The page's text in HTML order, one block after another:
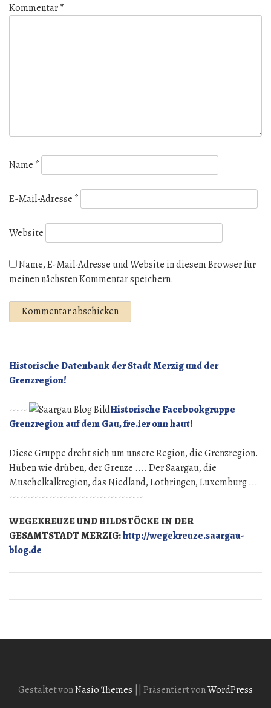
Kommentar*
Name *
E-Mail-Adresse *
Website
Name, E-Mail-Adresse und Website in diesem Browser für
meinen nächsten Kommentar speichern.
Historische Datenbank der Stadt Merzig und der
Grenzregion!
-----
Historische Facebookgruppe
Grenzregion auf dem Gau, fre.ier onn haut!
Diese Gruppe dreht sich um unsere Region, die Grenzregion.
Hüben wie drüben, der Grenze .... Der Saargau, die
Muschelkalkregion, das Niedland, Lothringen, Luxemburg ...
-------------------------------------
WEGEKREUZE UND BILDSTÖCKE IN DER
GESAMTSTADT MERZIG:http://wegekreuze.saargau-
blog.de
Gestaltet vonNasio Themes Präsentiert vonWordPress